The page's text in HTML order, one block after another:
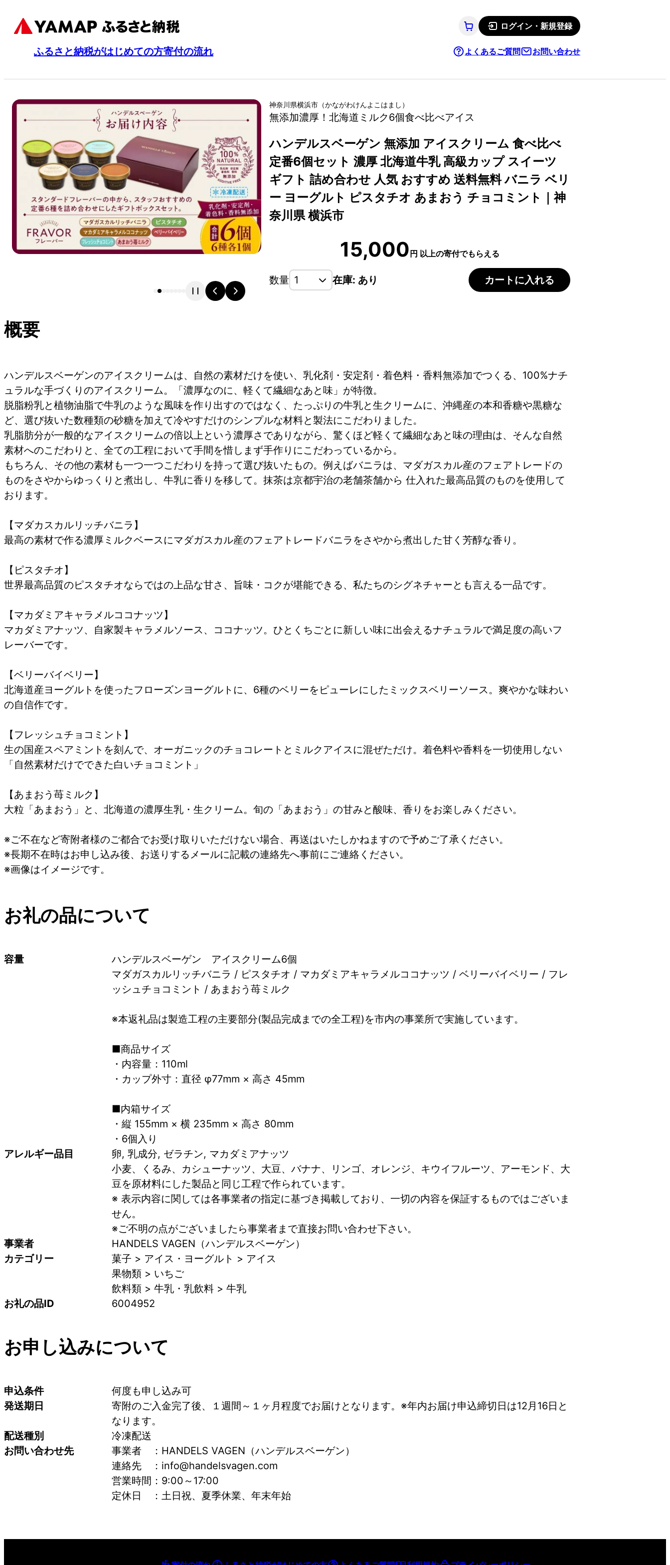
ログイン・新規登録
ふるさと納税がはじめての方寄付の流れ よくあるご質問 お問い合わせ
神奈川県横浜市 （かながわけんよこはまし ）
無添加濃厚！北海道ミルク6個食べ比べアイス
ハンデルスベーゲン 無添加 アイスクリーム 食べ比べ
定番6個セット 濃厚 北海道牛乳 高級カップ スイーツ
ギフト 詰め合わせ 人気 おすすめ 送料無料 バニラ ベリ
ー ヨーグルト ピスタチオ あまおう チョコミント｜神
奈川県 横浜市
15,000円 以上の寄付でもらえる
数量 在庫: あり カートに入れる
概要
ハンデルスベーゲンのアイスクリームは、自然の素材だけを使い、乳化剤・安定剤・着色料・香料無添加でつくる、100%ナチ
ュラルな手づくりのアイスクリーム。「濃厚なのに、軽くて繊細なあと味」が特徴。
脱脂粉乳と植物油脂で牛乳のような風味を作り出すのではなく、たっぷりの牛乳と生クリームに、沖縄産の本和香糖や黒糖な
ど、選び抜いた数種類の砂糖を加えて冷やすだけのシンプルな材料と製法にこだわりました。
乳脂肪分が一般的なアイスクリームの倍以上という濃厚さでありながら、驚くほど軽くて繊細なあと味の理由は、そんな自然
素材へのこだわりと、全ての工程において手間を惜しまず手作りにこだわっているから。
もちろん、その他の素材も一つ一つこだわりを持って選び抜いたもの。例えばバニラは、マダガスカル産のフェアトレードの
ものをさやからゆっくりと煮出し、牛乳に香りを移して。抹茶は京都宇治の老舗茶舗から 仕入れた最高品質のものを使用して
おります。
【マダカスカルリッチバニラ】
最高の素材で作る濃厚ミルクベースにマダガスカル産のフェアトレードバニラをさやから煮出した甘く芳醇な香り。
【ピスタチオ】
世界最高品質のピスタチオならではの上品な甘さ、旨味・コクが堪能できる、私たちのシグネチャーとも言える一品です。
【マカダミアキャラメルココナッツ】
マカダミアナッツ、自家製キャラメルソース、ココナッツ。ひとくちごとに新しい味に出会えるナチュラルで満足度の高いフ
レーバーです。
【ベリーバイベリー】
北海道産ヨーグルトを使ったフローズンヨーグルトに、6種のベリーをピューレにしたミックスベリーソース。爽やかな味わい
の自信作です。
【フレッシュチョコミント】
生の国産スペアミントを刻んで、オーガニックのチョコレートとミルクアイスに混ぜただけ。着色料や香料を一切使用しない
「自然素材だけでできた白いチョコミント」
【あまおう苺ミルク】
大粒「あまおう」と、北海道の濃厚生乳・生クリーム。旬の「あまおう」の甘みと酸味、香りをお楽しみください。
※ご不在など寄附者様のご都合でお受け取りいただけない場合、再送はいたしかねますので予めご了承ください。
※長期不在時はお申し込み後、お送りするメールに記載の連絡先へ事前にご連絡ください。
※画像はイメージです。
お礼の品について
容量
ハンデルスベーゲン　アイスクリーム6個
マダガスカルリッチバニラ / ピスタチオ / マカダミアキャラメルココナッツ / ベリーバイベリー / フレ
ッシュチョコミント / あまおう苺ミルク
※本返礼品は製造工程の主要部分(製品完成までの全工程)を市内の事業所で実施しています。
■商品サイズ
・内容量：110ml
・カップ外寸：直径 φ77mm × 高さ 45mm
■内箱サイズ
・縦 155mm × 横 235mm × 高さ 80mm
・6個入り
アレルギー品目
卵, 乳成分, ゼラチン, マカダミアナッツ
小麦、くるみ、カシューナッツ、大豆、バナナ、リンゴ、オレンジ、キウイフルーツ、アーモンド、大
豆を原材料にした製品と同じ工程で作られています。
※ 表示内容に関しては各事業者の指定に基づき掲載しており、一切の内容を保証するものではございま
せん。
※ご不明の点がございましたら事業者まで直接お問い合わせ下さい。
事業者
HANDELS VAGEN（ハンデルスベーゲン）
カテゴリー
菓子 > アイス・ヨーグルト > アイス
果物類 > いちご
飲料類 > 牛乳・乳飲料 > 牛乳
お礼の品ID
6004952
お申し込みについて
申込条件
何度も申し込み可
発送期日
寄附のご入金完了後、１週間～１ヶ月程度でお届けとなります。※年内お届け申込締切日は12月16日と
なります。
配送種別
冷凍配送
お問い合わせ先
事業者　：HANDELS VAGEN（ハンデルスベーゲン）
連絡先　：info@handelsvagen.com
営業時間：9:00～17:00
定休日　：土日祝、夏季休業、年末年始